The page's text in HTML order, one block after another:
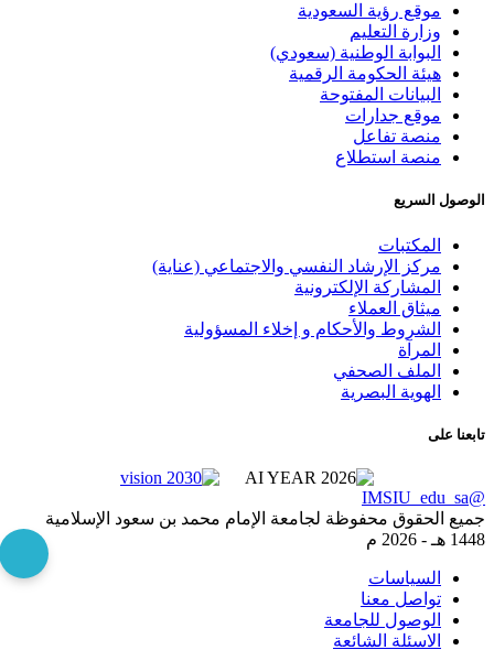
موقع رؤية السعودية
وزارة التعليم
البوابة الوطنية (سعودي)
هيئة الحكومة الرقمية
البيانات المفتوحة
موقع جدارات
منصة تفاعل
منصة استطلاع
الوصول السريع
المكتبات
مركز الإرشاد النفسي والاجتماعي (عناية)
المشاركة الإلكترونية
ميثاق العملاء
الشروط والأحكام و إخلاء المسؤولية
المرآة
الملف الصحفي
الهوية البصرية
تابعنا على
@IMSIU_edu_sa
جميع الحقوق محفوظة لجامعة الإمام محمد بن سعود الإسلامية
1448 هـ -
2026 م
السياسات
تواصل معنا
الوصول للجامعة
الاسئلة الشائعة